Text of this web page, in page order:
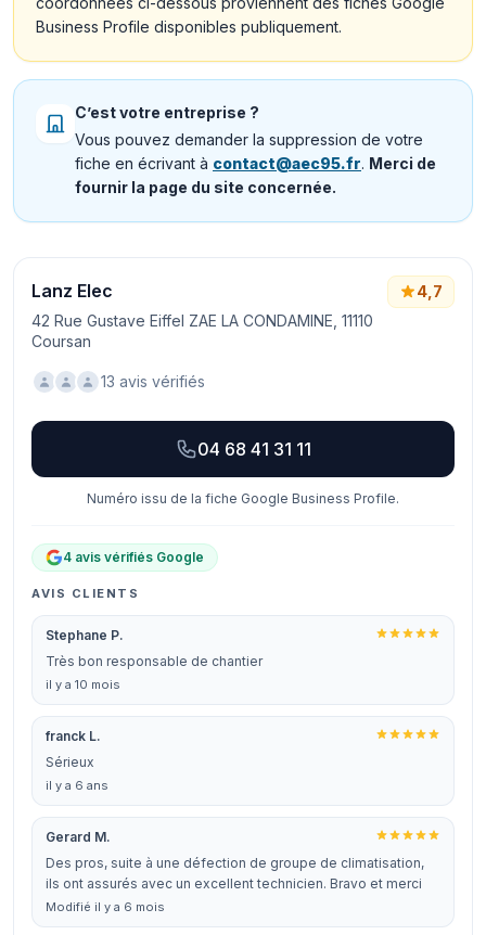
Business Profile disponibles publiquement.
C’est votre entreprise ?
Vous pouvez demander la suppression de votre
fiche en écrivant à contact@aec95.fr. Merci de
fournir la page du site concernée.
Lanz Elec
42 Rue Gustave Eiffel ZAE LA CONDAMINE, 11110
Coursan
4,7
13 avis vérifiés
04 68 41 31 11
Numéro issu de la fiche Google Business Profile.
4 avis vérifiés Google
AVIS CLIENTS
Stephane P.
Très bon responsable de chantier
il y a 10 mois
franck L.
Sérieux
il y a 6 ans
Gerard M.
Des pros, suite à une défection de groupe de climatisation,
ils ont assurés avec un excellent technicien. Bravo et merci
Modifié il y a 6 mois